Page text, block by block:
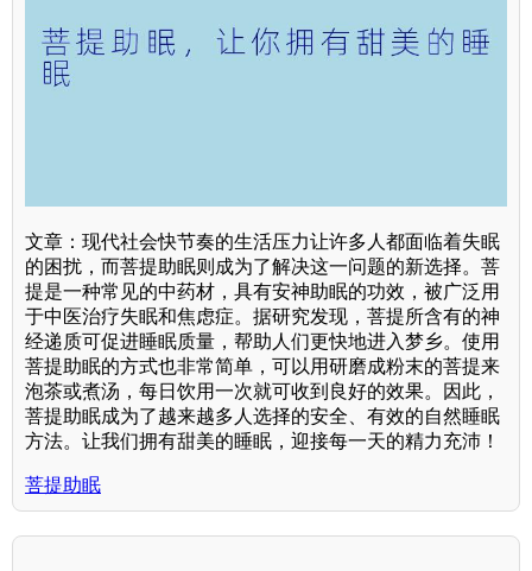
文章：现代社会快节奏的生活压力让许多人都面临着失眠
的困扰，而菩提助眠则成为了解决这一问题的新选择。菩
提是一种常见的中药材，具有安神助眠的功效，被广泛用
于中医治疗失眠和焦虑症。据研究发现，菩提所含有的神
经递质可促进睡眠质量，帮助人们更快地进入梦乡。使用
菩提助眠的方式也非常简单，可以用研磨成粉末的菩提来
泡茶或煮汤，每日饮用一次就可收到良好的效果。因此，
菩提助眠成为了越来越多人选择的安全、有效的自然睡眠
方法。让我们拥有甜美的睡眠，迎接每一天的精力充沛！
菩提助眠